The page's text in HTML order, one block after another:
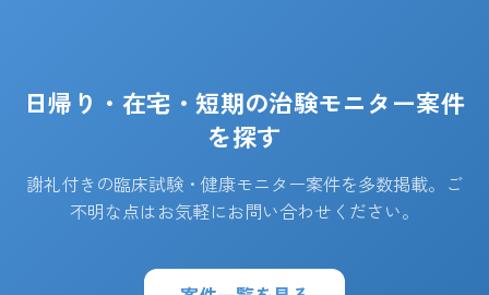
日帰り・在宅・短期の治験モニター案件
を探す
謝礼付きの臨床試験・健康モニター案件を多数掲載。ご
不明な点はお気軽にお問い合わせください。